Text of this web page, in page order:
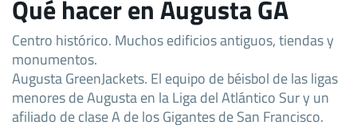
Qué hacer en Augusta GA
Centro histórico. Muchos edificios antiguos, tiendas y
monumentos.
Augusta GreenJackets. El equipo de béisbol de las ligas
menores de Augusta en la Liga del Atlántico Sur y un
afiliado de clase A de los Gigantes de San Francisco.